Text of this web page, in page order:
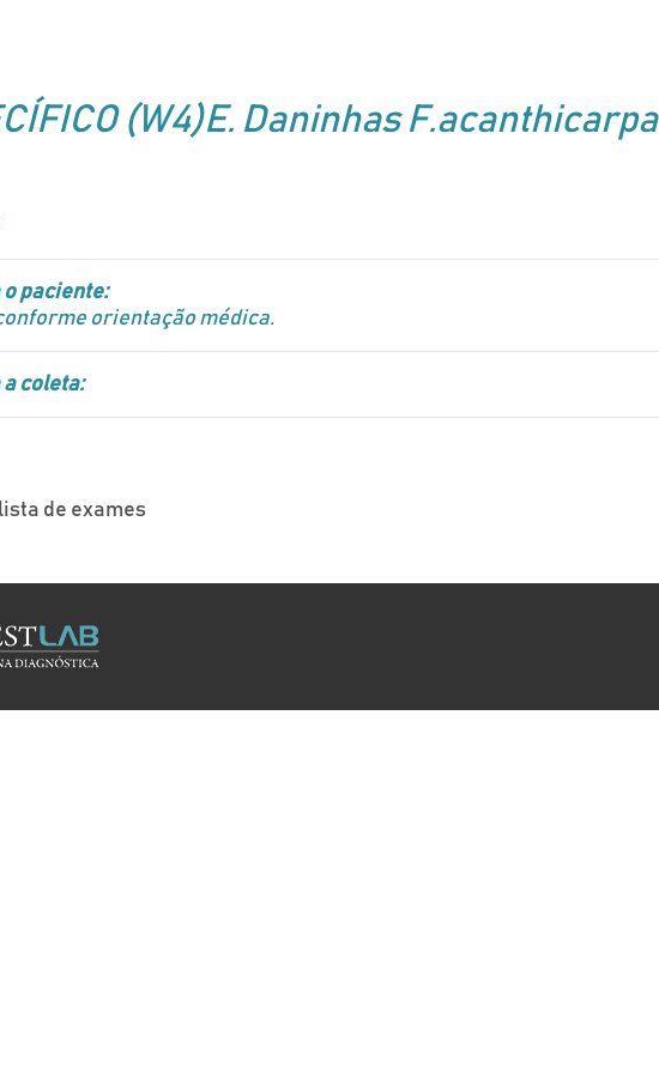
(W4)E. Daninhas F.acanthicarpa
paciente:
orientação médica.
coleta:
de exames